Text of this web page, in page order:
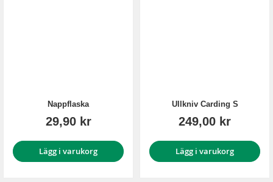
Nappflaska
29,90 kr
Lägg i varukorg
Ullkniv Carding S
249,00 kr
Lägg i varukorg